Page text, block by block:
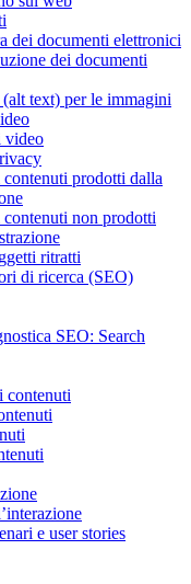
dei documenti elettronici
dei documenti
text) per le immagini
video
prodotti dalla
non prodotti
ritratti
di ricerca (SEO)
SEO: Search
contenuti
e user stories